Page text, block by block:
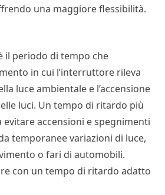
una maggiore flessibilità.
il periodo di tempo che
in cui l’interruttore rileva
luce ambientale e l’accensione
luci. Un tempo di ritardo più
accensioni e spegnimenti
temporanee variazioni di luce,
o fari di automobili.
con un tempo di ritardo adatto